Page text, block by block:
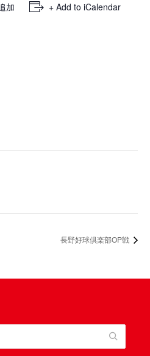
加 + Add to iCalendar
長野好球倶楽部OP戦